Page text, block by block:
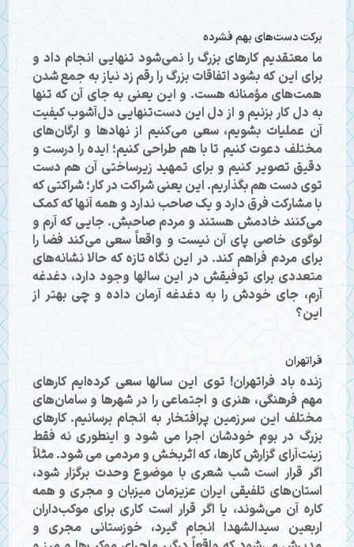
برکت دست‌های بهم فشرده
ما معتقدیم کارهای بزرگ را نمی‌شود تنهایی انجام داد و
برای این که بشود اتفاقات بزرگ را رقم زد نیاز به جمع شدن
همت‌های مؤمنانه هست. و این یعنی به جای آن که تنها
به دل کار بزنیم و از دل این دست‌تنهایی دل‌آشوب کیفیت
آن عملیات بشویم، سعی می‌کنیم از نهادها و ارگان‌های
مختلف دعوت کنیم تا با هم طراحی کنیم؛ ایده را درست و
دقیق تصویر کنیم و برای تمهید زیرساختی آن هم دست
توی دست هم بگذاریم. این یعنی شراکت در کار؛ شراکتی که
با مشارکت فرق دارد و یک صاحب ندارد و همه آنها که کمک
می‌کنند خادمش هستند و مردم صاحبش. جایی که آرم و
لوگوی خاصی پای آن نیست و واقعاً سعی می‌کند فضا را
برای مردم فراهم کند. در این نگاه تازه که حالا نشانه‌های
متعددی برای توفیقش در این سالها وجود دارد، دغدغه
آرم، جای خودش را به دغدغه آرمان داده و چی بهتر از
این؟
فراتهران
زنده باد فراتهران! توی این سالها سعی کرده‌ایم کارهای
مهم فرهنگی، هنری و اجتماعی را در شهرها و سامان‌های
مختلف این سرزمین پرافتخار به انجام برسانیم. کارهای
بزرگ در بوم خودشان اجرا می شود و اینطوری نه فقط
زینت‌آرای گزارش کارها، که اثربخش و مردمی می شود. مثلاً
اگر قرار است شب شعری با موضوع وحدت برگزار شود،
استان‌های تلفیقی ایران عزیزمان میزبان و مجری و همه
کاره آن می‌شوند، یا اگر قرار است کاری برای موکب‌داران
اربعین سیدالشهدا انجام گیرد، خوزستانی مجری و